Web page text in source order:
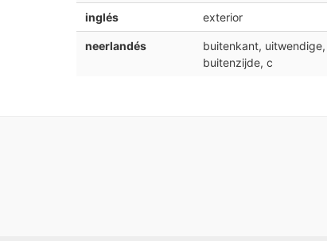
inglés exterior
neerlandés
buitenkant, uitwendige,
buitenzijde, c